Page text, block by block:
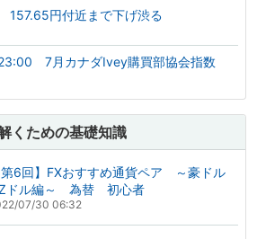
157.65円付近まで下げ渋る
23:00 7月カナダIvey購買部協会指数
くための基礎知識
第6回】FXおすすめ通貨ペア ～豪ドル
ドル編～ 為替 初心者
07/30 06:32